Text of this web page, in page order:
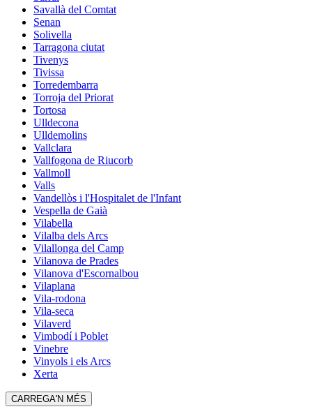
Savallà del Comtat
Senan
Solivella
Tarragona ciutat
Tivenys
Tivissa
Torredembarra
Torroja del Priorat
Tortosa
Ulldecona
Ulldemolins
Vallclara
Vallfogona de Riucorb
Vallmoll
Valls
Vandellòs i l'Hospitalet de l'Infant
Vespella de Gaià
Vilabella
Vilalba dels Arcs
Vilallonga del Camp
Vilanova de Prades
Vilanova d'Escornalbou
Vilaplana
Vila-rodona
Vila-seca
Vilaverd
Vimbodí i Poblet
Vinebre
Vinyols i els Arcs
Xerta
CARREGA'N MÉS